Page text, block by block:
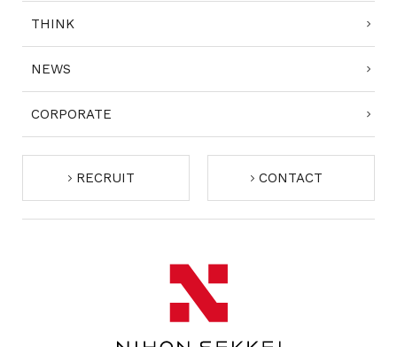
THINK
NEWS
CORPORATE
RECRUIT CONTACT